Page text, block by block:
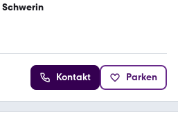
Schwerin
Kontakt Parken